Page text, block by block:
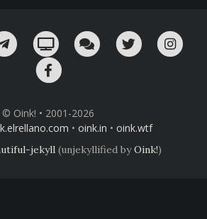
un email!
¡Nuestro canal en Telegram!
Oink! TV Charla con nosotros
Twitter
© Oink! • 2001-2026
• oink.in • oink.wtf
jekyll (unjekyllified byOink!)